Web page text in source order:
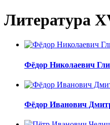
Литература
Фёдор Николаевич
Фёдор Иванович